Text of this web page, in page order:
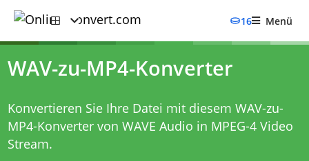
16 Menü
WAV-zu-MP4-Konverter
Konvertieren Sie Ihre Datei mit diesem WAV-zu-
MP4-Konvertervon WAVE Audio in MPEG-4 Video
Stream.